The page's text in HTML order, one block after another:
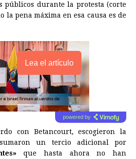
durante la protesta (corte
la pena máxima en esa causa es de
Lea el artículo
powered by
con Betancourt, escogieron la
un tercio adicional por
que hasta ahora no han